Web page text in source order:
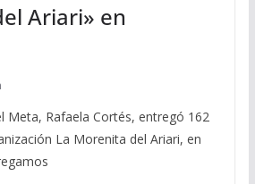
Ariari» en
Meta, Rafaela Cortés, entregó 162
La Morenita del Ariari, en